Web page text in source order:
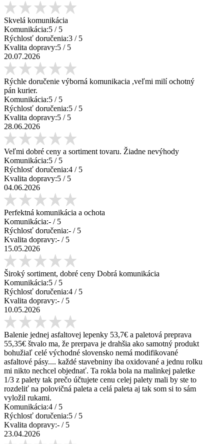
Skvelá komunikácia
Komunikácia:5 / 5
Rýchlosť doručenia:3 / 5
Kvalita dopravy:5 / 5
20.07.2026
Rýchle doručenie výborná komunikacia ,veľmi milí ochotný
pán kurier.
Komunikácia:5 / 5
Rýchlosť doručenia:5 / 5
Kvalita dopravy:5 / 5
28.06.2026
Veľmi dobré ceny a sortiment tovaru. Žiadne nevýhody
Komunikácia:5 / 5
Rýchlosť doručenia:4 / 5
Kvalita dopravy:5 / 5
04.06.2026
Perfektná komunikácia a ochota
Komunikácia:- / 5
Rýchlosť doručenia:- / 5
Kvalita dopravy:- / 5
15.05.2026
Široký sortiment, dobré ceny Dobrá komunikácia
Komunikácia:5 / 5
Rýchlosť doručenia:4 / 5
Kvalita dopravy:- / 5
10.05.2026
Balenie jednej asfaltovej lepenky 53,7€ a paletová preprava
55,35€ štvalo ma, že prerpava je drahšia ako samotný produkt
bohužiaľ celé východné slovensko nemá modifikované
asfaltové pásy.... každé stavebniny iba oxidované a jednu rolku
mi nikto nechcel objednať. Ta rokla bola na malinkej paletke
1/3 z palety tak prečo účtujete cenu celej palety mali by ste to
rozdeliť na polovičná paleta a celá paleta aj tak som si to sám
vyložil rukami.
Komunikácia:4 / 5
Rýchlosť doručenia:5 / 5
Kvalita dopravy:- / 5
23.04.2026